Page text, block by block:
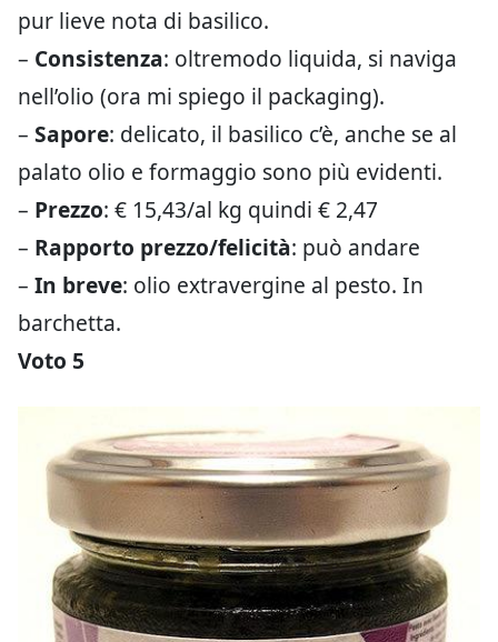
pur lieve nota di basilico.
– Consistenza: oltremodo liquida, si naviga
nell’olio (ora mi spiego il packaging).
– Sapore: delicato, il basilico c’è, anche se al
palato olio e formaggio sono più evidenti.
– Prezzo: € 15,43/al kg quindi € 2,47
– Rapporto prezzo/felicità: può andare
– In breve: olio extravergine al pesto. In
barchetta.
Voto 5